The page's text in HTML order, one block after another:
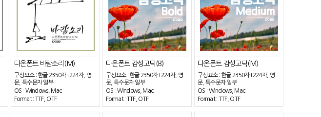
다온폰트 바람소리(M)
구성요소 : 한글 2350자+224자, 영
문, 특수문자 일부
OS : Windows, Mac
Format : TTF, OTF
다온폰트 감성고딕(B)
구성요소 : 한글 2350자+224자, 영
문, 특수문자 일부
OS : Windows, Mac
Format : TTF, OTF
다온폰트 감성고딕(M)
구성요소 : 한글 2350자+224자, 영
문, 특수문자 일부
OS : Windows, Mac
Format : TTF, OTF